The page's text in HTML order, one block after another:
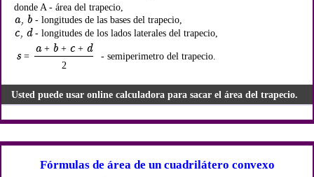
donde A - área del trapecio,
a, b - longitudes de las bases del trapecio,
c, d- longitudes de los lados laterales del trapecio,
s =
a+ b + c + d
- semiperimetro del trapecio.
2
Usted puede usar online calculadora para sacar el área del trapecio.
Fórmulas de área de un cuadrilátero convexo